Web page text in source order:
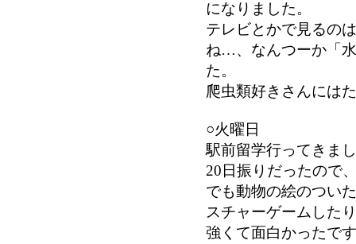
になりました。
テレビとかで見るの
ね…、なんつーか「
た。
爬虫類好きさんには
○火曜日
駅前留学行ってきま
20日振りだったので
でも動物の絵のつい
スチャーゲームした
強くて面白かったで